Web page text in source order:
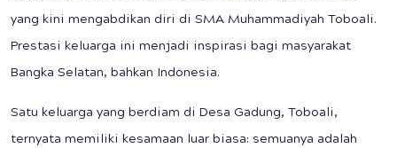
yang kini mengabdikan diri di SMA Muhammadiyah Toboali.
Prestasi keluarga ini menjadi inspirasi bagi masyarakat
Bangka Selatan, bahkan Indonesia.
Satu keluarga yang berdiam di Desa Gadung, Toboali,
ternyata memiliki kesamaan luar biasa: semuanya adalah